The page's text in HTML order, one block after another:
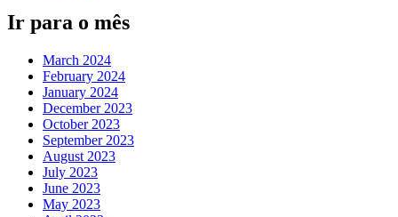
Ir para o mês
March 2024
February 2024
January 2024
December 2023
October 2023
September 2023
August 2023
July 2023
June 2023
May 2023